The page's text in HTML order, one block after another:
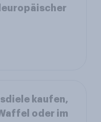
kaufen,
oder im